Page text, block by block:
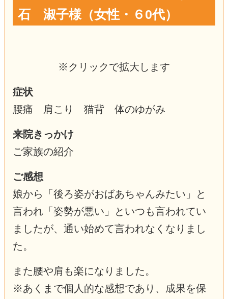
石 淑子様（女性・６0代）
※クリックで拡大します
症状
腰痛 肩こり 猫背 体のゆがみ
来院きっかけ
ご家族の紹介
ご感想
娘から「後ろ姿がおばあちゃんみたい」と
言われ「姿勢が悪い」といつも言われてい
ましたが、通い始めて言われなくなりまし
た。
また腰や肩も楽になりました。
※あくまで個人的な感想であり、成果を保